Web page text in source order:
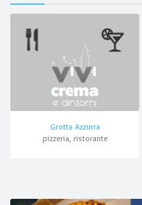
Grotta Azzurra
pizzeria, ristorante